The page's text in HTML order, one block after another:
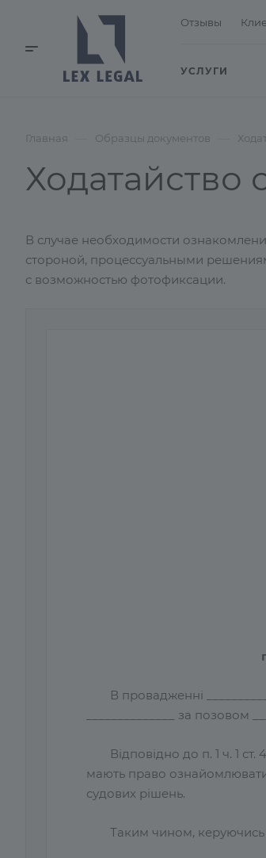
Отзывы
УСЛУГИ
Главная Образцы документов
Ходатайство
В случае необходимости
стороной, процессуальными
с возможностью фотофиксации.
В провадженні
______________ за позовом
Відповідно до п. 1 ч. 1
мають право
судових рішень.
Таким чином, керуючись